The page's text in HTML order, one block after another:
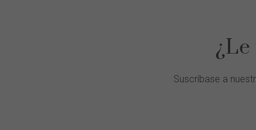
Suscríbase a